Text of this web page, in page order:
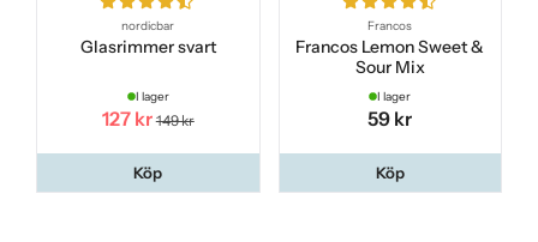
nordicbar
Glasrimmer svart
I lager
127 kr 149 kr
Köp
Francos
Francos Lemon Sweet &
Sour Mix
I lager
59 kr
Köp